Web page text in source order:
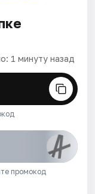
1 минуту назад
промокод